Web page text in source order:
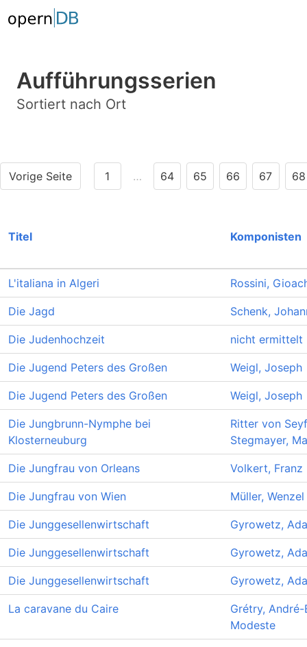
Aufführungsserien
Sortiert nach Ort
Vorige Seite 1 … 64 65 66 67 68
Titel Komponisten
L'italiana in Algeri Rossini,
Die Jagd Schenk,
Die Judenhochzeit nicht ermittelt
Die Jugend Peters des Großen Weigl, Joseph
Die Jugend Peters des Großen Weigl, Joseph
Die Jungbrunn-Nymphe bei
Klosterneuburg
Ritter von
Stegmayer,
Die Jungfrau von Orleans Volkert, Franz
Die Jungfrau von Wien Müller, Wenzel
Die Junggesellenwirtschaft Gyrowetz,
Die Junggesellenwirtschaft Gyrowetz,
Die Junggesellenwirtschaft Gyrowetz,
La caravane du Caire
Grétry,
Modeste